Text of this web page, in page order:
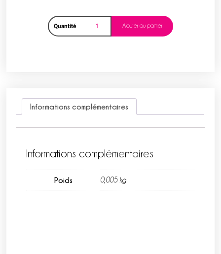
Quantité Ajouter au panier
Informations complémentaires
Informations complémentaires
Poids 0,005 kg